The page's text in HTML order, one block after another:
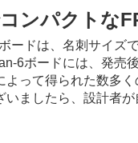
ンパクトな
ードは、名刺サイズ
6ボードには、発売
よって得られた数多
いましたら、設計者